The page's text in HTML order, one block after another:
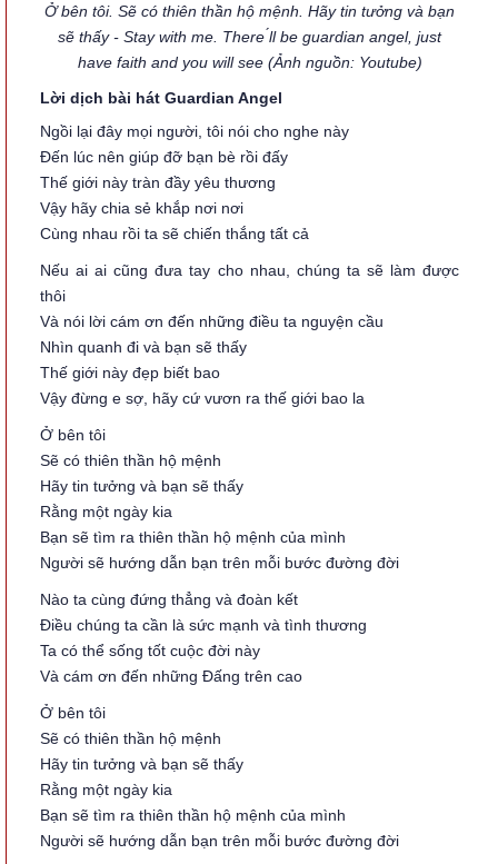
Ở bên tôi. Sẽ có thiên thần hộ mệnh. Hãy tin tưởng và bạn
sẽ thấy - Stay with me. There ́ll be guardian angel, just
have faith and you will see (Ảnh nguồn: Youtube)
Lời dịch bài hát Guardian Angel
Ngồi lại đây mọi người, tôi nói cho nghe này
Đến lúc nên giúp đỡ bạn bè rồi đấy
Thế giới này tràn đầy yêu thương
Vậy hãy chia sẻ khắp nơi nơi
Cùng nhau rồi ta sẽ chiến thắng tất cả
Nếu ai ai cũng đưa tay cho nhau, chúng ta sẽ làm được
thôi
Và nói lời cám ơn đến những điều ta nguyện cầu
Nhìn quanh đi và bạn sẽ thấy
Thế giới này đẹp biết bao
Vậy đừng e sợ, hãy cứ vươn ra thế giới bao la
Ở bên tôi
Sẽ có thiên thần hộ mệnh
Hãy tin tưởng và bạn sẽ thấy
Rằng một ngày kia
Bạn sẽ tìm ra thiên thần hộ mệnh của mình
Người sẽ hướng dẫn bạn trên mỗi bước đường đời
Nào ta cùng đứng thẳng và đoàn kết
Điều chúng ta cần là sức mạnh và tình thương
Ta có thể sống tốt cuộc đời này
Và cám ơn đến những Đấng trên cao
Ở bên tôi
Sẽ có thiên thần hộ mệnh
Hãy tin tưởng và bạn sẽ thấy
Rằng một ngày kia
Bạn sẽ tìm ra thiên thần hộ mệnh của mình
Người sẽ hướng dẫn bạn trên mỗi bước đường đời